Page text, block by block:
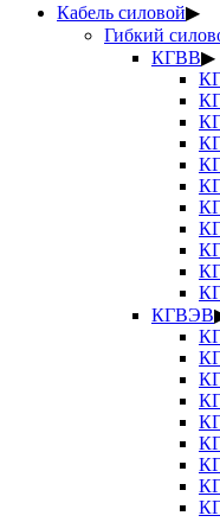
Кабель силовой▶
Гибкий
КГВВ▶
КГВЭВ